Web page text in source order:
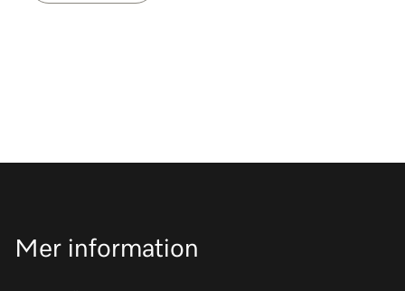
Mer information